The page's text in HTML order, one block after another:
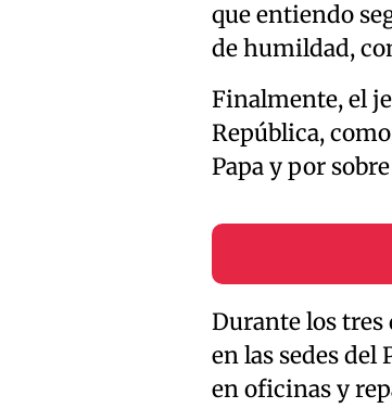
que entiendo
de humildad,
Finalmente, el
República,
Papa y por
Durante los tres
en las sedes
en oficinas y